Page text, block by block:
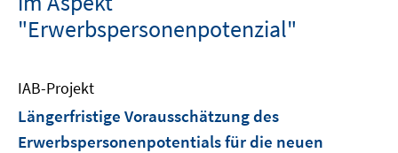
"Erwerbspersonenpotenzial"
IAB-Projekt
Längerfristige Vorausschätzung des
Erwerbspersonenpotentials für die neuen